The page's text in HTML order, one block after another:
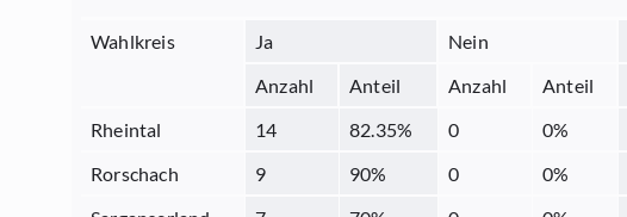
Wahlkreis Ja Nein
Anzahl
Anteil Anzahl Anteil
Rheintal
14 82.35% 0 0%
Rorschach
9 90% 0 0%